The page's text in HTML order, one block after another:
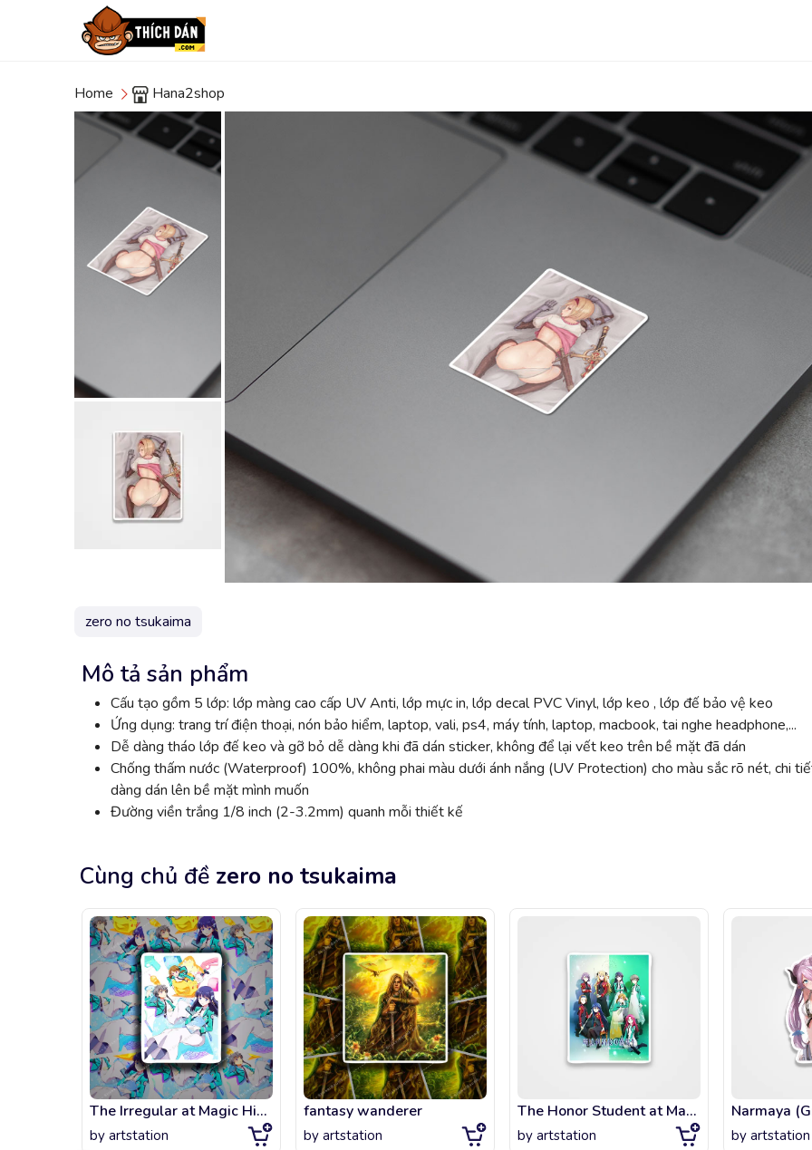
Home Hana2shop
zero no tsukaima
Mô tả sản phẩm
Cấu tạo gồm 5 lớp: lớp màng cao cấp UV Anti, lớp mực in, lớp decal PVC Vinyl, lớp keo , lớp đế bảo vệ keo
Ứng dụng: trang trí điện thoại, nón bảo hiểm, laptop, vali, ps4, máy tính, laptop, macbook, tai nghe headphone,...
Dễ dàng tháo lớp đế keo và gỡ bỏ dễ dàng khi đã dán sticker, không để lại vết keo trên bề mặt đã dán
Chống thấm nước (Waterproof) 100%, không phai màu dưới ánh nắng (UV Protection) cho màu sắc rõ nét, chi
dàng dán lên bề mặt mình muốn
Đường viền trắng 1/8 inch (2-3.2mm) quanh mỗi thiết kế
Cùng chủ đề zero no tsukaima
The Irregular at Magic High School
by artstation
fantasy wanderer
by artstation
The Honor Student at Magic High School
by artstation by artstation